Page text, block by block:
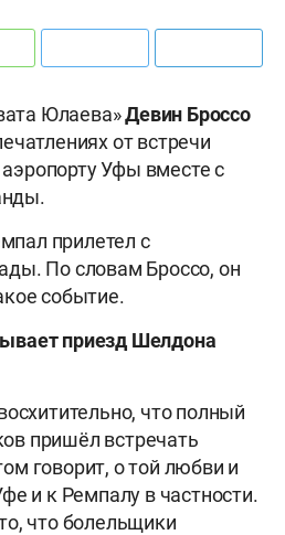
Юлаева»Девин Броссо
от встречи
аэропорту Уфы вместе с
прилетел с
По словам Броссо, он
событие.
приезд Шелдона
что полный
пришёл встречать
говорит, о той любви и
и к Ремпалу в частности.
что болельщики